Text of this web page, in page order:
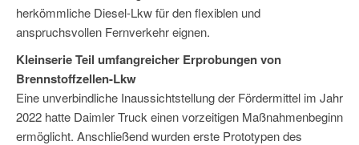
herkömmliche Diesel-Lkw für den flexiblen und
anspruchsvollen Fernverkehr eignen.
Kleinserie Teil umfangreicher Erprobungen von
Brennstoffzellen-Lkw
Eine unverbindliche Inaussichtstellung der Fördermittel im Jahr
2022 hatte Daimler Truck einen vorzeitigen Maßnahmenbeginn
ermöglicht. Anschließend wurden erste Prototypen des